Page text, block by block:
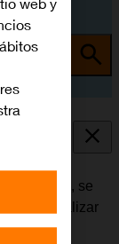
activada, se
que finalizar